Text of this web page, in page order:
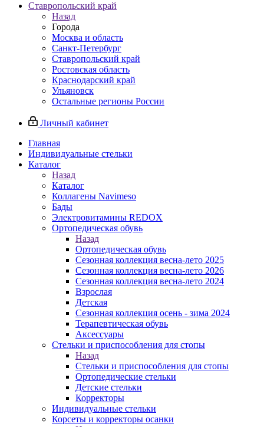
Ставропольский край
Назад
Города
Москва и область
Санкт-Петербург
Ставропольский край
Ростовская область
Краснодарский край
Ульяновск
Остальные регионы России
Личный кабинет
Главная
Индивидуальные стельки
Каталог
Назад
Каталог
Коллагены Navimeso
Бады
Электровитамины REDOX
Ортопедическая обувь
Назад
Ортопедическая обувь
Сезонная коллекция весна-лето 2025
Сезонная коллекция весна-лето 2026
Сезонная коллекция весна-лето 2024
Взрослая
Детская
Сезонная коллекция осень - зима 2024
Терапевтическая обувь
Аксессуары
Стельки и приспособления для стопы
Назад
Стельки и приспособления для стопы
Ортопедические стельки
Детские стельки
Корректоры
Индивидуальные стельки
Корсеты и корректоры осанки